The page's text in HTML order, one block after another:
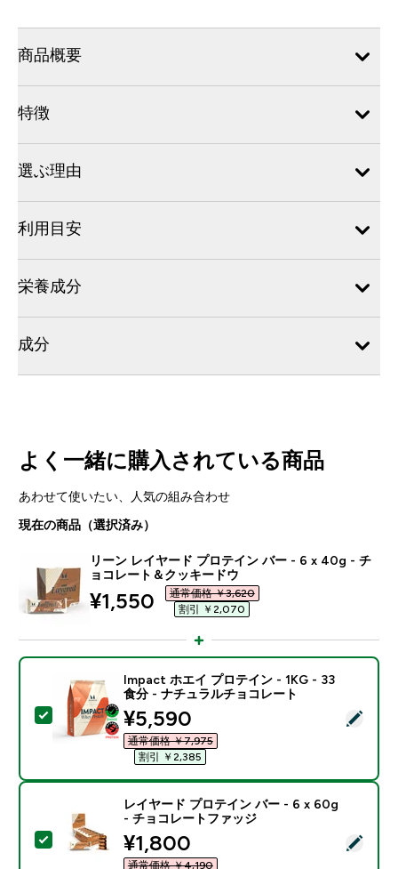
商品概要
特徴
選ぶ理由
利用目安
栄養成分
成分
よく一緒に購入されている商品
あわせて使いたい、人気の組み合わせ
現在の商品（選択済み）
リーン レイヤード プロテイン バー - 6 x 40g - チ
ョコレート＆クッキードウ
discounted price
¥1,550‎
通常価格 ￥3,620‎
割引 ￥2,070‎
この商品を選択 - Impact ホエイ プロテイン - 1KG -
Impact ホエイ プロテイン - 1KG - 33
食分 - ナチュラルチョコレート
discounted price
¥5,590‎
通常価格 ￥7,975‎
割引 ￥2,385‎
この商品を選択 - レイヤード プロテイン バー - 6 x
レイヤード プロテイン バー - 6 x 60g
- チョコレートファッジ
discounted price
¥1,800‎
通常価格 ￥4,190‎